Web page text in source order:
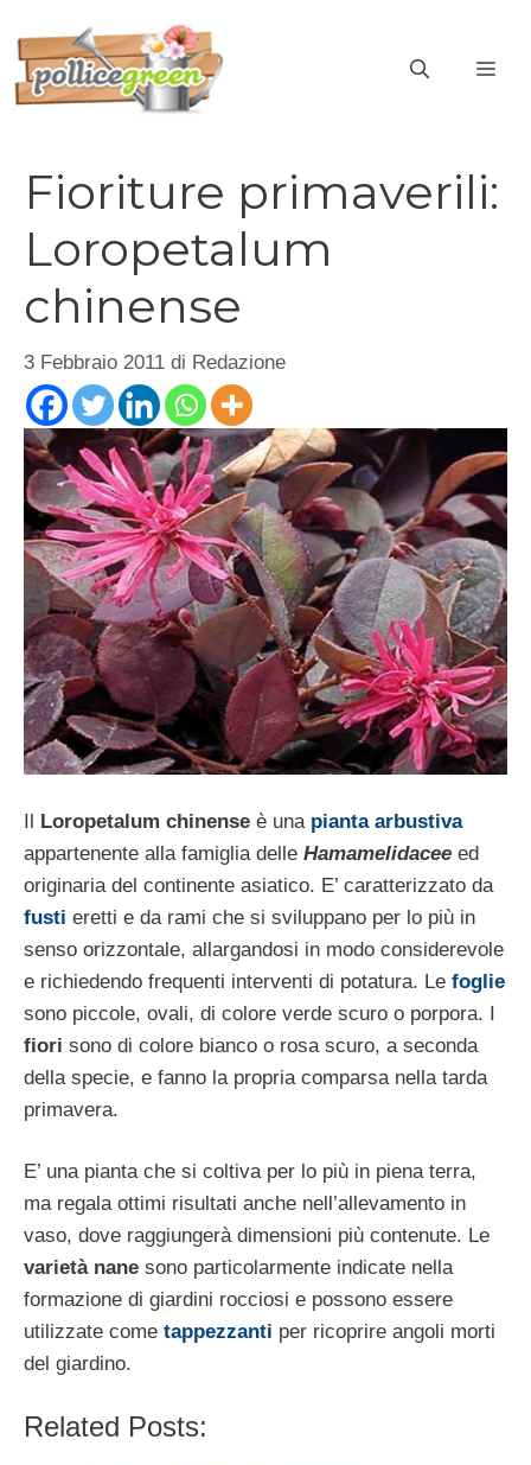
contenuto
Fioriture primaverili:
Loropetalum
chinense
3 Febbraio 2011 di Redazione
Il Loropetalum chinense è una pianta arbustiva
appartenente alla famiglia delle Hamamelidacee ed
originaria del continente asiatico. E’ caratterizzato da
fusti eretti e da rami che si sviluppano per lo più in
senso orizzontale, allargandosi in modo considerevole
e richiedendo frequenti interventi di potatura. Le foglie
sono piccole, ovali, di colore verde scuro o porpora. I
fiori sono di colore bianco o rosa scuro, a seconda
della specie, e fanno la propria comparsa nella tarda
primavera.
E’ una pianta che si coltiva per lo più in piena terra,
ma regala ottimi risultati anche nell’allevamento in
vaso, dove raggiungerà dimensioni più contenute. Le
varietà nane sono particolarmente indicate nella
formazione di giardini rocciosi e possono essere
utilizzate come tappezzanti per ricoprire angoli morti
del giardino.
Related Posts: